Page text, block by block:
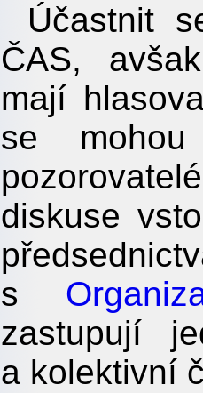
Účastnit
ČAS,
mají
se
diskuse
s
zastupují
a kolektivní